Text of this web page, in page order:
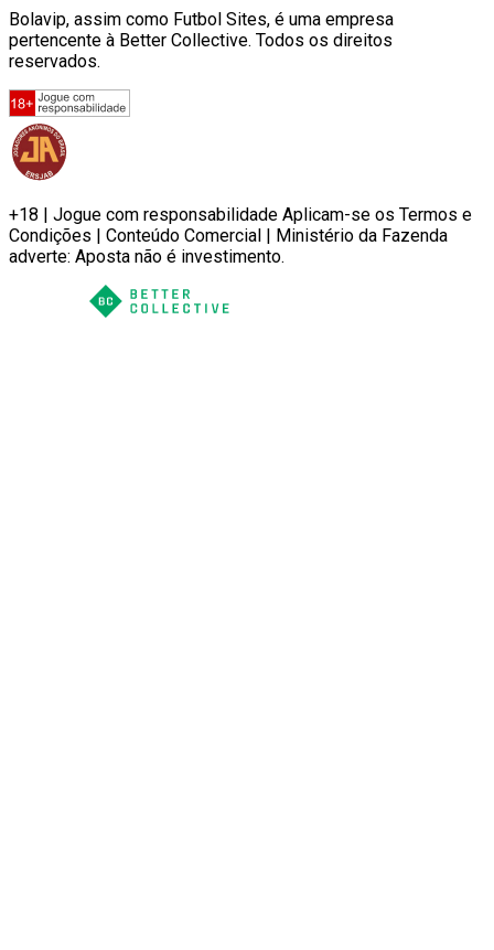
Bolavip, assim como Futbol Sites, é uma empresa
pertencente à Better Collective. Todos os direitos
reservados.
+18 | Jogue com responsabilidade Aplicam-se os Termos e
Condições | Conteúdo Comercial | Ministério da Fazenda
adverte: Aposta não é investimento.